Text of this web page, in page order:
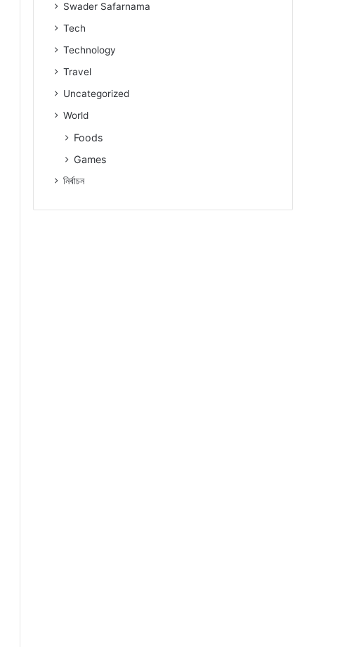
Swader Safarnama
Tech
Technology
Travel
Uncategorized
World
Foods
Games
নিৰ্বাচন